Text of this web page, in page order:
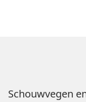
Schouwvegen